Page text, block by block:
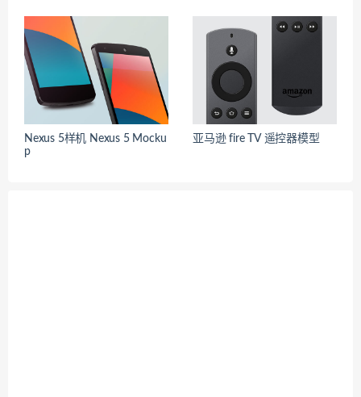
Nexus 5样机 Nexus 5 Mocku
p
亚马逊 fire TV 遥控器模型